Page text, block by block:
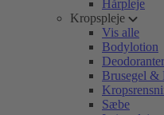
Hårpleje
Kropspleje
Vis alle
Bodylotion
Brusegel &
Sæbe